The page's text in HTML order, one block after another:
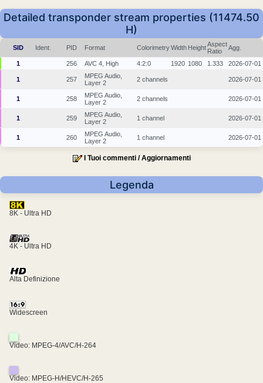
Detailed transponder stream properties (11474.50
H)
SID Ident. PID Format ColorimetryWidth HeightAspect
Ratio
Agg.
1 256 AVC 4, High 4:2:0 1920 1080 1.333 2026-07-01
1 257
MPEG Audio,
Layer 2
2 channels 2026-07-01
1 258
MPEG Audio,
Layer 2
2 channels 2026-07-01
1 259
MPEG Audio,
Layer 2
1 channel 2026-07-01
1 260
MPEG Audio,
Layer 2
1 channel 2026-07-01
I Tuoi commenti / Aggiornamenti
Legenda
8K - Ultra HD
4K - Ultra HD
Alta Definizione
Widescreen
Video: MPEG-4/AVC/H-264
Video: MPEG-H/HEVC/H-265